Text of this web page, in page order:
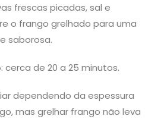
frescas picadas, sal e
o frango grelhado para uma
saborosa.
cerca de 20 a 25 minutos.
dependendo da espessura
mas grelhar frango não leva